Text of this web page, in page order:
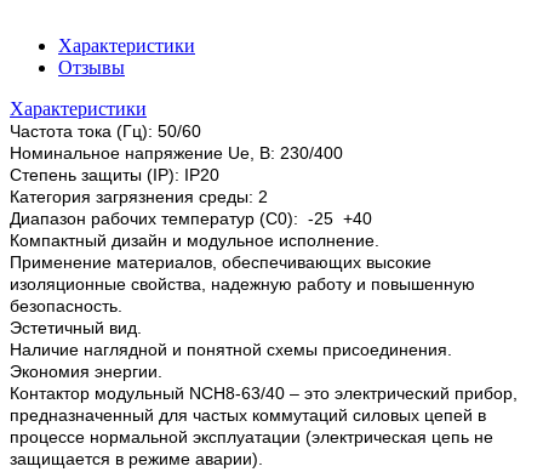
Характеристики
Отзывы
Характеристики
Частота тока (Гц): 50/60
Номинальное напряжение Ue, B: 230/400
Степень защиты (IP): IP20
Категория загрязнения среды: 2
Диапазон рабочих температур (С0): -25 +40
Компактный дизайн и модульное исполнение.
Применение материалов, обеспечивающих высокие
изоляционные свойства, надежную работу и повышенную
безопасность.
Эстетичный вид.
Наличие наглядной и понятной схемы присоединения.
Экономия энергии.
Контактор модульный NCH8-63/40 – это электрический прибор,
предназначенный для частых коммутаций силовых цепей в
процессе нормальной эксплуатации (электрическая цепь не
защищается в режиме аварии).